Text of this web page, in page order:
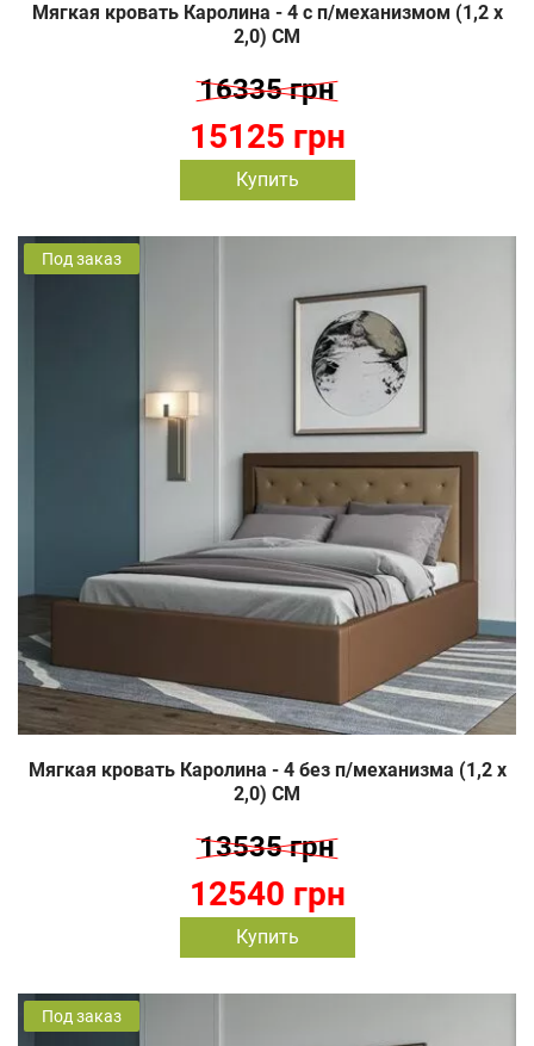
Мягкая кровать Каролина - 4 c п/механизмом (1,2 х
2,0) СМ
15125 грн
16335 грн
Купить
Под заказ
Мягкая кровать Каролина - 4 без п/механизма (1,2 х
2,0) СМ
12540 грн
13535 грн
Купить
Под заказ